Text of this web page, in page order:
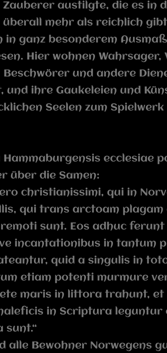
Zauberer austilgte, die es in
mehr als reichlich
in ganz besonderem
Hier wohnen Wahrsager,
Beschwörer und andere
und ihre Gaukeleien und
Seelen zum
Hammaburgensis ecclesiae
über die Samen:
christianissimi, qui in
qui trans arctoam plagam
sunt. Eos adhuc ferunt
incantationibus in tantum
quid a singulis in
etiam potenti murmure
maris in littora trahunt, et
in Scriptura leguntur
sunt.“
alle Bewohner Norwegens